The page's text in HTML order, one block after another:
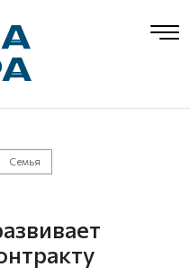
Семья